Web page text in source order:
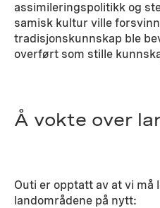
assimileringspolitikk og
samisk kultur ville
tradisjonskunnskap ble
overført som stille
Å vokte over
Outi er opptatt av at vi
landområdene på nytt: